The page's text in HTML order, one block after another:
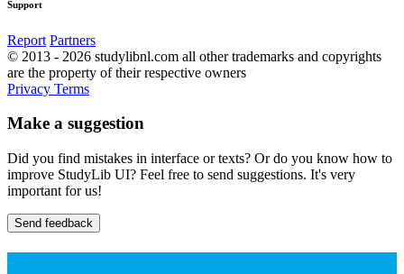
Support
Report Partners
© 2013 - 2026 studylibnl.com all other trademarks and copyrights
are the property of their respective owners
Privacy Terms
Make a suggestion
Did you find mistakes in interface or texts? Or do you know how to
improve StudyLib UI? Feel free to send suggestions. It's very
important for us!
Send feedback